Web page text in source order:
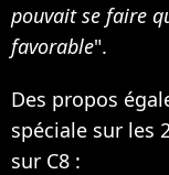
pouvait se faire
favorable".
Des propos
spéciale sur les
sur C8 :